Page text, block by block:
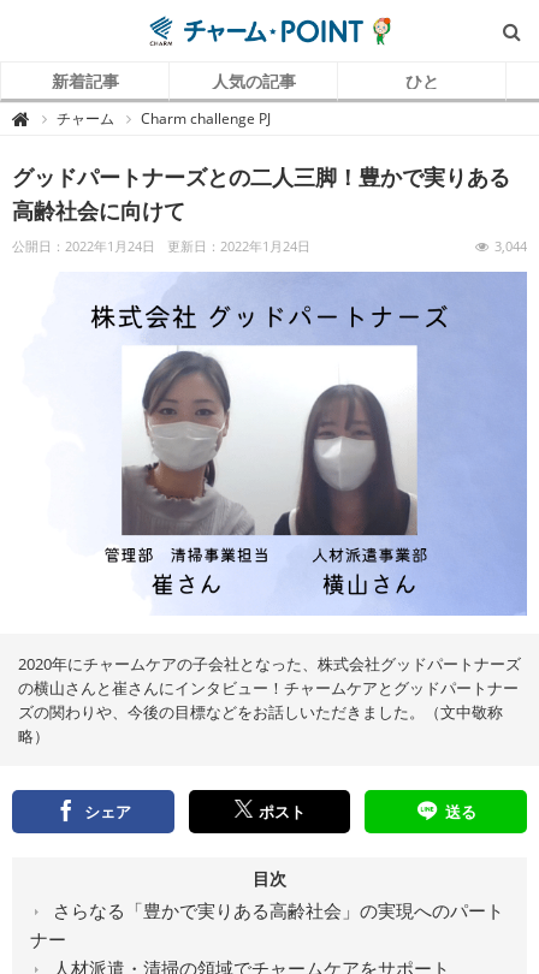
新着記事 人気の記事 ひと
 チ
P
I
N
（
チャーム Charm challenge PJ
グッドパートナーズとの二人三脚！豊かで実りある
高齢社会に向けて
公開日：2022年1月24日 更新日：2022年1月24日 3,044
2020年にチャームケアの子会社となった、株式会社グッドパートナーズ
の横山さんと崔さんにインタビュー！チャームケアとグッドパートナー
ズの関わりや、今後の目標などをお話しいただきました。（文中敬称
略）
シェア ポスト 送る
目次
さらなる「豊かで実りある高齢社会」の実現へのパート
ナー
人材派遣・清掃の領域でチャームケアをサポート